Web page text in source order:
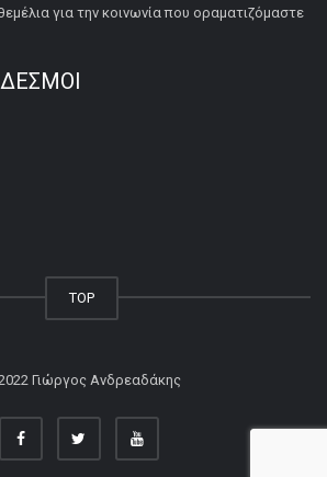
για την κοινωνία που οραματιζόμαστε
TOP
Γιώργος Ανδρεαδάκης